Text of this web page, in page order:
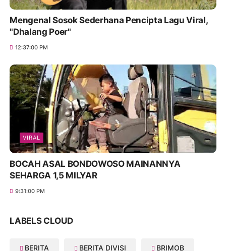
Mengenal Sosok Sederhana Pencipta Lagu Viral,
"Dhalang Poer"
12:37:00 PM
VIRAL
BOCAH ASAL BONDOWOSO MAINANNYA
SEHARGA 1,5 MILYAR
9:31:00 PM
LABELS CLOUD
BERITA BERITA DIVISI BRIMOB